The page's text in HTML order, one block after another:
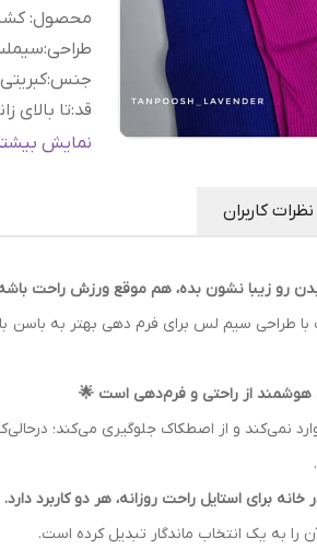
محصول:
طراحی:
جنس:
قد:تا بالای
کمر:گنی پهن
سایز
نمایش
نظرات کاربران
رو زیبا نشون بده، هم موقع ورزش راحت
طراحی سیم لس برای فرم دهی بهتر به باسن
هوشمند از راحتی و فرم‌دهی است 🌟
نمی‌کند و از اصطکاک جلوگیری می‌کند؛
برای استایل راحت روزانه، هر دو کاربرد دارد.
را به یک انتخاب ماندگار تبدیل کرده است.